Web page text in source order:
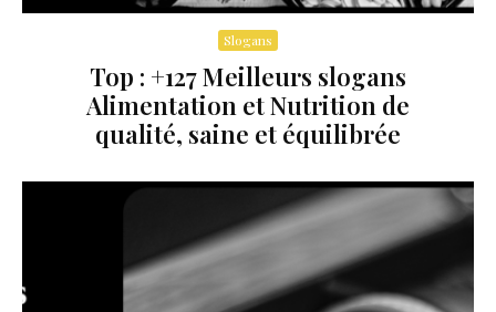
Slogans
Top : +127 Meilleurs slogans
Alimentation et Nutrition de
qualité, saine et équilibrée